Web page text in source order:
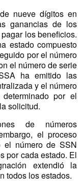
nueve dígitos en
ganancias de los
los beneficios.
estado compuesto
por el número
el número de serie
ha emitido las
y el número
por el
solicitud.
de números
el proceso
el número de SSN
por cada estado. El
extendió la
todos los estados.